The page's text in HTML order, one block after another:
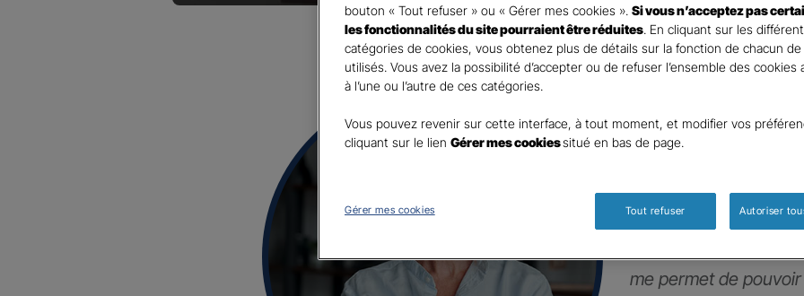
d’expert !
me permet de
bouton « Tout refuser » ou « Gérer mes cookies ». Si vous n’acceptez pas
les fonctionnalités du site pourraient être réduites. En cliquant sur les
catégories de cookies, vous obtenez plus de détails sur la fonction de chacun
utilisés. Vous avez la possibilité d’accepter ou de refuser l’ensemble des cookies
à l’une ou l’autre de ces catégories.
Vous pouvez revenir sur cette interface, à tout moment, et modifier vos
cliquant sur le lien Gérer mes cookiessitué en bas de page.
Gérer mes cookies Tout refuser Autoriser